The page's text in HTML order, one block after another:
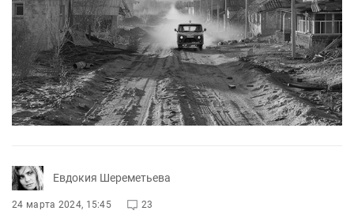
Евдокия Шереметьева
24 марта 2024, 15:45 23